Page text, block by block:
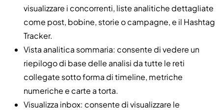
visualizzare i concorrenti, liste analitiche dettagliate
come post, bobine, storie o campagne, e il Hashtag
Tracker.
Vista analitica sommaria: consente di vedere un
riepilogo di base delle analisi da tutte le reti
collegate sotto forma di timeline, metriche
numeriche e carte a torta.
Visualizza inbox: consente di visualizzare le